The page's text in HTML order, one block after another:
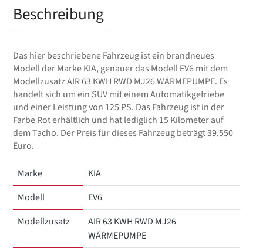
Beschreibung
Das hier beschriebene Fahrzeug ist ein brandneues
Modell der Marke KIA, genauer das Modell EV6 mit dem
Modellzusatz AIR 63 KWH RWD MJ26 WÄRMEPUMPE. Es
handelt sich um ein SUV mit einem Automatikgetriebe
und einer Leistung von 125 PS. Das Fahrzeug ist in der
Farbe Rot erhältlich und hat lediglich 15 Kilometer auf
dem Tacho. Der Preis für dieses Fahrzeug beträgt 39.550
Euro.
Marke
KIA
Modell
EV6
Modellzusatz
AIR 63 KWH RWD MJ26
WÄRMEPUMPE